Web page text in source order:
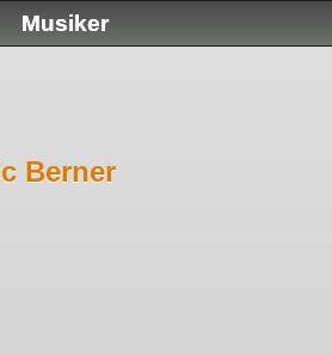
Musiker
Berner